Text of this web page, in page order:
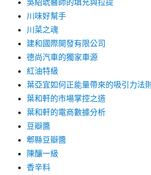
吳紹琥醫師的填充與拉提
川味好幫手
川菜之魂
建和國際開發有限公司
德尚汽車的獨家車源
紅油特級
葉亞宜如何正能量帶來的吸引力法則
葉和軒的市場掌控之道
葉和軒的電商數據分析
豆瓣醬
郫縣豆瓣醬
陳釀一級
香辛料